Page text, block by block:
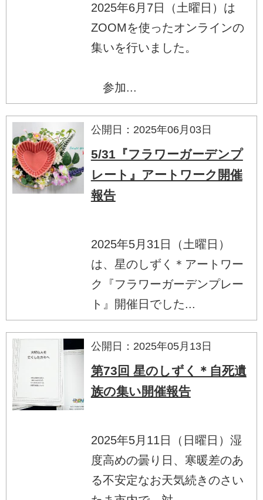
2025年6月7日（土曜日）は
ZOOMを使ったオンラインの
集いを行いました。
参加...
公開日：2025年06月03日
5/31『フラワーガーデンプ
レート』アートワーク開催
報告
2025年5月31日（土曜日）
は、星のしずく＊アートワー
ク『フラワーガーデンプレー
ト』開催日でした...
公開日：2025年05月13日
第73回 星のしずく＊自死遺
族の集い開催報告
2025年5月11日（日曜日）湿
度高めの曇り日、寒暖差のあ
る不安定なお天気続きのさい